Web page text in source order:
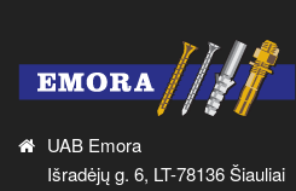
UAB Emora
Išradėjų g. 6, LT-78136 Šiauliai